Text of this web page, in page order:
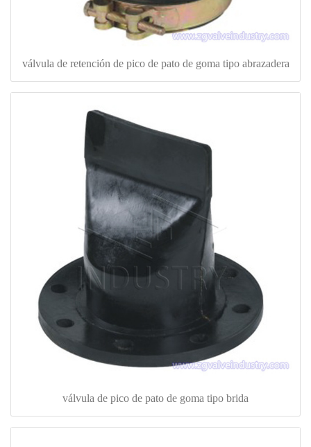
válvula de retención de pico de pato de goma tipo abrazadera
válvula de pico de pato de goma tipo brida